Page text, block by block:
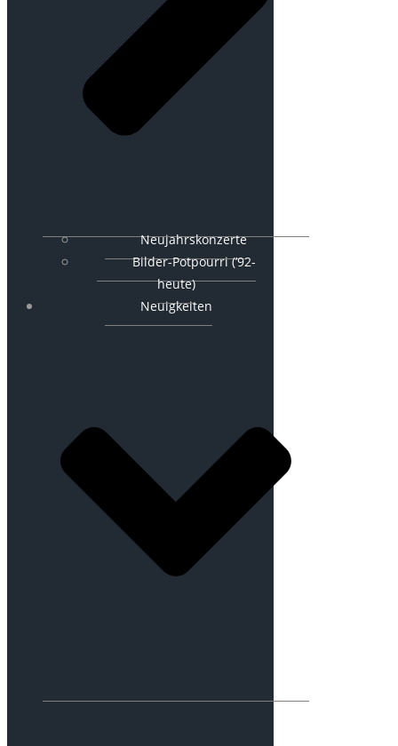
Neujahrskonzerte
Bilder-Potpourri (’92-
heute)
Neuigkeiten